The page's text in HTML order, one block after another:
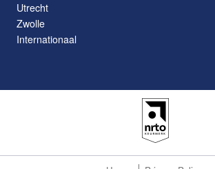
Utrecht
Zwolle
Internationaal